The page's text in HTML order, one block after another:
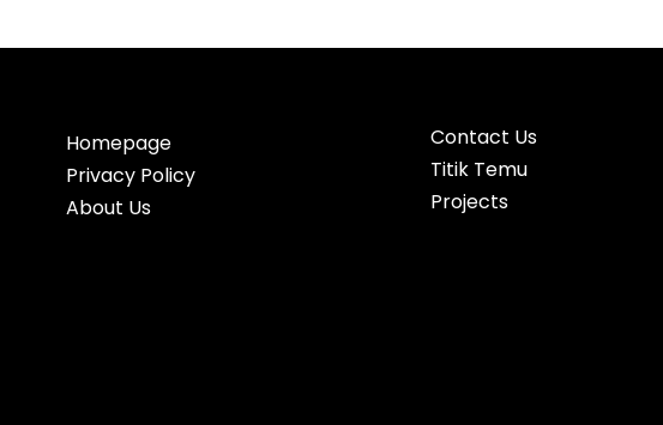
Homepage
Privacy Policy
About Us
Contact Us
Titik Temu
Projects